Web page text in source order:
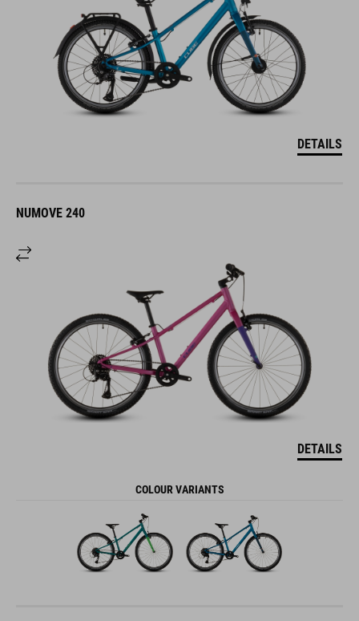
DETAILS
NUMOVE 240
DETAILS
COLOUR VARIANTS